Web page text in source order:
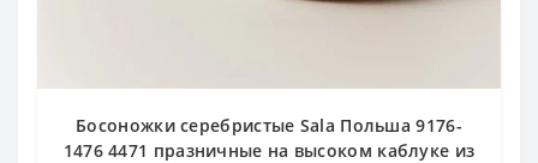
Босоножки серебристые Sala Польша 9176-
1476 4471 празничные на высоком каблуке из